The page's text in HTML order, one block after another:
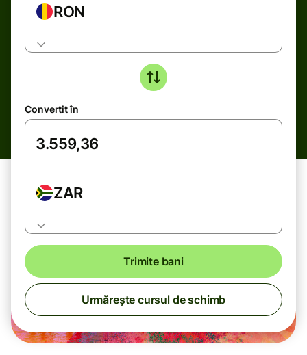
RON
Convertit în
ZAR
Trimite bani
Urmărește cursul de schimb